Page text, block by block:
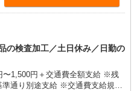
の検査加工／土日休み／日勤の
1,500円＋交通費全額支給 ※残
準通り別途支給 ※交通費支給規定